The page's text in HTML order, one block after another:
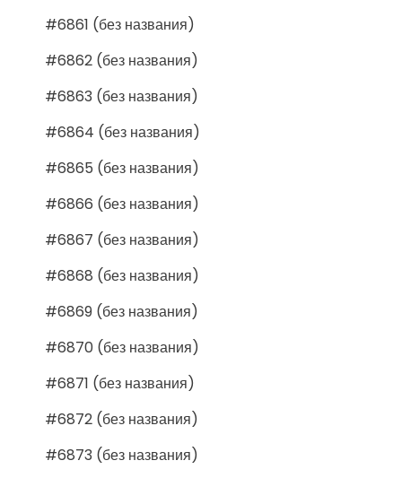
#6861 (без названия)
#6862 (без названия)
#6863 (без названия)
#6864 (без названия)
#6865 (без названия)
#6866 (без названия)
#6867 (без названия)
#6868 (без названия)
#6869 (без названия)
#6870 (без названия)
#6871 (без названия)
#6872 (без названия)
#6873 (без названия)